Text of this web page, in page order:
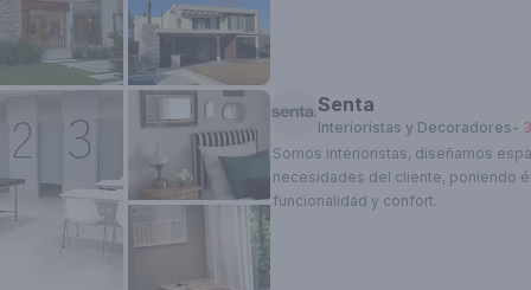
los beneficios premium.
Quiero ser Landhi Premium
Senta
Interioristas y Decoradores-
Somos interioristas, diseñamos
necesidades del cliente, poniendo
funcionalidad y confort.